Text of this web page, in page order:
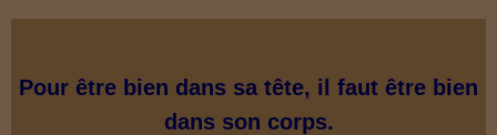
Pour être bien dans sa tête, il faut être bien
dans son corps.